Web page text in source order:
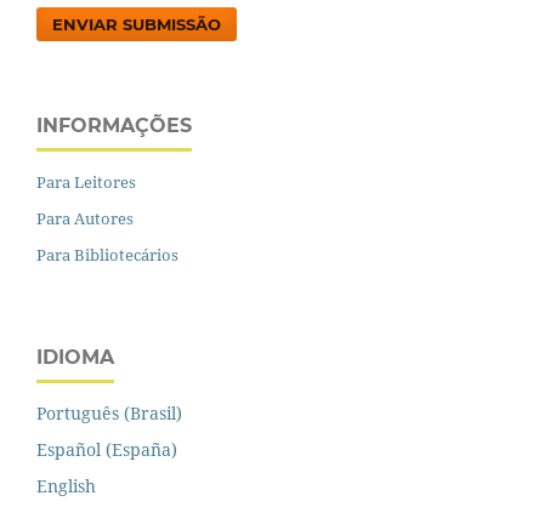
ENVIAR SUBMISSÃO
INFORMAÇÕES
Para Leitores
Para Autores
Para Bibliotecários
IDIOMA
Português (Brasil)
Español (España)
English